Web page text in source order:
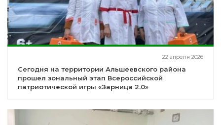
22 апреля 2026
Сегодня на территории Альшеевского района
прошел зональный этап Всероссийской
патриотической игры «Зарница 2.0»